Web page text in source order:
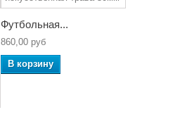
Футбольная...
860,00 руб
В корзину